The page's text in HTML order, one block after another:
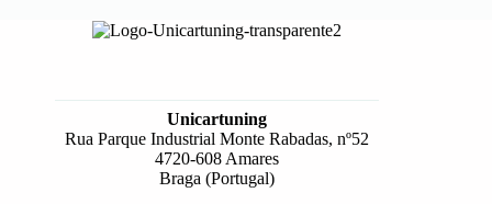
Unicartuning
Rua Parque Industrial Monte Rabadas, nº52
4720-608 Amares
Braga (Portugal)